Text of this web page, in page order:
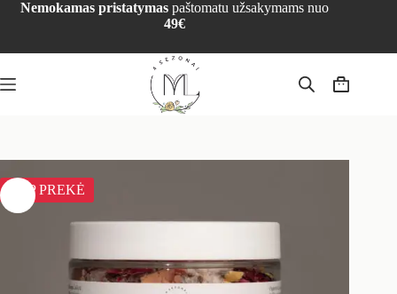
Nemokamas pristatymaspaštomatu užsakymams nuo
49€
TOP PREKĖ